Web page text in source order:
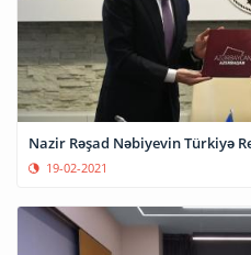
Nazir Rəşad Nəbiyevin Türkiyə
19-02-2021